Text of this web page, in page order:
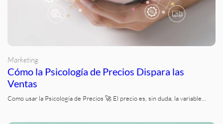
Marketing
Cómo la Psicología de Precios Dispara las
Ventas
Como usar la Psicología de Precios 🚀 El precio es, sin duda, la variable…